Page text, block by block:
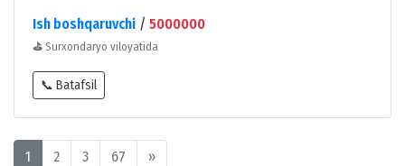
Ish boshqaruvchi / 5000000
⛳ Surxondaryo viloyatida
📞 Batafsil
1 2 3 67 »